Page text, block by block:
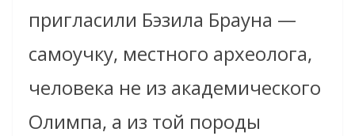
пригласили Бэзила Брауна —
самоучку, местного археолога,
человека не из академического
Олимпа, а из той породы